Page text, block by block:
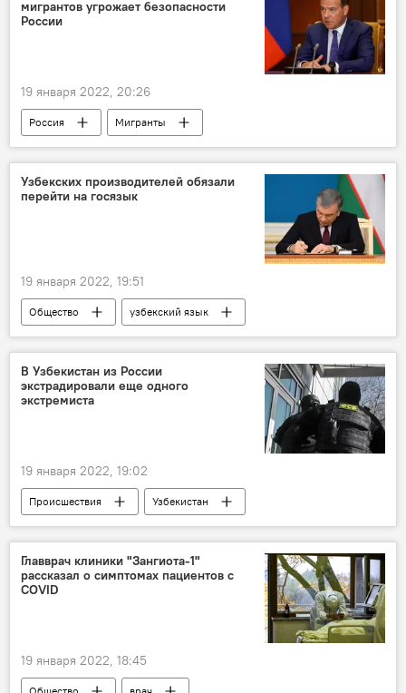
мигрантов угрожает безопасности
России
19 января 2022, 20:26
Россия
Мигранты
Совет безопасности стран ЦА
миграция
Узбекских производителей обязали
перейти на госязык
19 января 2022, 19:51
Общество
узбекский язык
законодательство
В Узбекистан из России
экстрадировали еще одного
экстремиста
19 января 2022, 19:02
Происшествия
Узбекистан
экстрадиция
экстремизм
Главврач клиники "Зангиота-1"
рассказал о симптомах пациентов с
COVID
19 января 2022, 18:45